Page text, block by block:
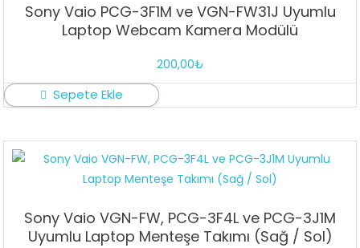
Sony Vaio PCG-3F1M ve VGN-FW31J Uyumlu
Laptop Webcam Kamera Modülü
200,00₺
Sepete Ekle
Sony Vaio VGN-FW, PCG-3F4L ve PCG-3J1M
Uyumlu Laptop Menteşe Takımı (Sağ / Sol)